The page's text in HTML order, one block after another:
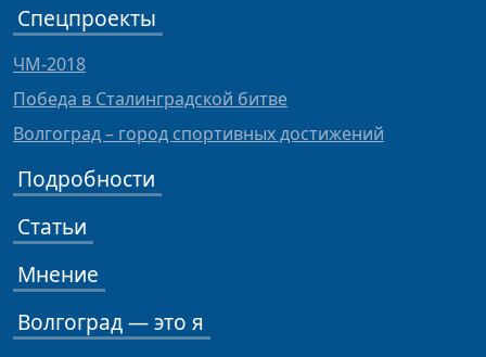
Спецпроекты
ЧМ-2018
Победа в Сталинградской битве
Волгоград – город спортивных достижений
Подробности
Статьи
Мнение
Волгоград — это я